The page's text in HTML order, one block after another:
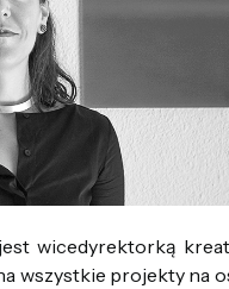
wicedyrektorką
wszystkie projekty na